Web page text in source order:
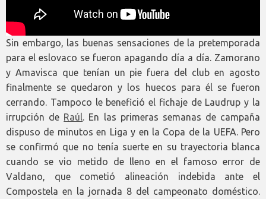
Sin embargo, las buenas sensaciones de la pretemporada
para el eslovaco se fueron apagando día a día. Zamorano
y Amavisca que tenían un pie fuera del club en agosto
finalmente se quedaron y los huecos para él se fueron
cerrando. Tampoco le benefició el fichaje de Laudrup y la
irrupción de Raúl
. En las primeras semanas de campaña
dispuso de minutos en Liga y en la Copa de la UEFA. Pero
se confirmó que no tenía suerte en su trayectoria blanca
cuando se vio metido de lleno en el famoso error de
Valdano, que cometió alineación indebida ante el
Compostela en la jornada 8 del campeonato doméstico.